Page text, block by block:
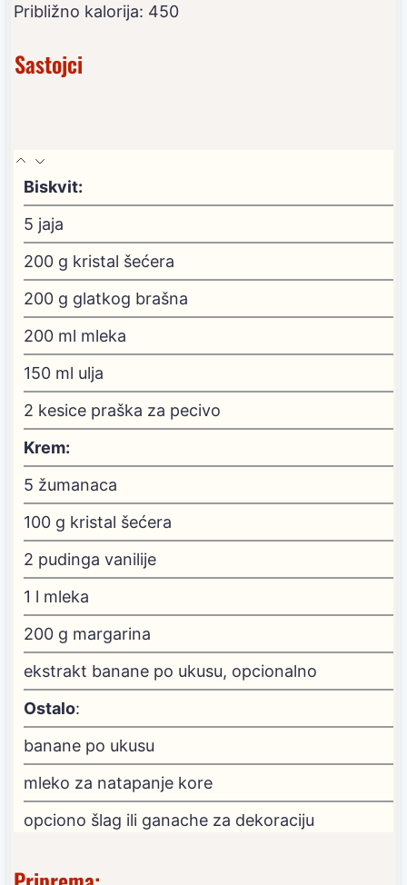
Približno kalorija: 450
Sastojci
Biskvit:
5 jaja
200 g kristal šećera
200 g glatkog brašna
200 ml mleka
150 ml ulja
2 kesice praška za pecivo
Krem:
5 žumanaca
100 g kristal šećera
2 pudinga vanilije
1 l mleka
200 g margarina
ekstrakt banane po ukusu, opcionalno
Ostalo:
banane po ukusu
mleko za natapanje kore
opciono šlag ili ganache za dekoraciju